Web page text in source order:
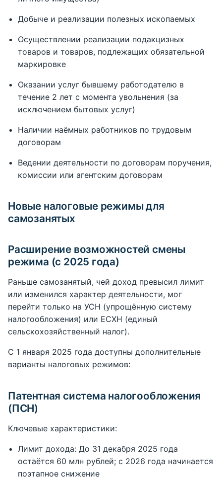
Добыче и реализации полезных ископаемых
Осуществлении реализации подакцизных
товаров и товаров, подлежащих обязательной
маркировке
Оказании услуг бывшему работодателю в
течение 2 лет с момента увольнения (за
исключением бытовых услуг)
Наличии наёмных работников по трудовым
договорам
Ведении деятельности по договорам поручения,
комиссии или агентским договорам
Новые налоговые режимы для
самозанятых
Расширение возможностей смены
режима (с 2025 года)
Раньше самозанятый, чей доход превысил лимит
или изменился характер деятельности, мог
перейти только на УСН (упрощённую систему
налогообложения) или ЕСХН (единый
сельскохозяйственный налог).
С 1 января 2025 года доступны дополнительные
варианты налоговых режимов:
Патентная система налогообложения
(ПСН)
Ключевые характеристики:
Лимит дохода: До 31 декабря 2025 года
остаётся 60 млн рублей; с 2026 года начинается
поэтапное снижение